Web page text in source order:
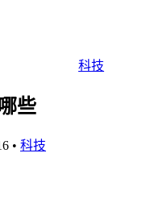
科技
些
• 科技